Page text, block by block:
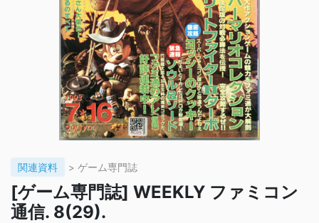
関連資料 > ゲーム専門誌
[ゲーム専門誌] WEEKLY ファミコン
通信. 8(29).